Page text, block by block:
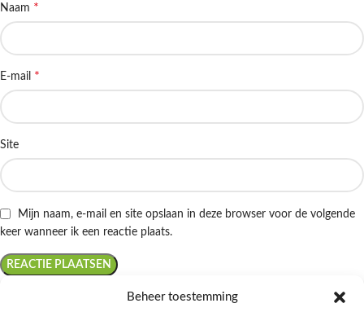
Beheer toestemming
Naam *
E-mail *
Site
Mijn naam, e-mail en site opslaan in deze browser voor de volgende
keer wanneer ik een reactie plaats.